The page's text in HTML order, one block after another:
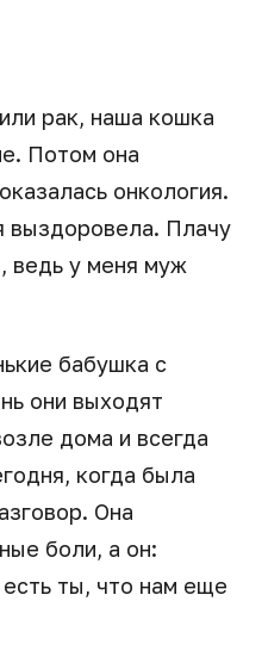
рак, наша кошка
Потом она
онкология.
выздоровела. Плачу
ведь у меня муж
бабушка с
они выходят
дома и всегда
когда была
Она
боли, а он:
ты, что нам еще